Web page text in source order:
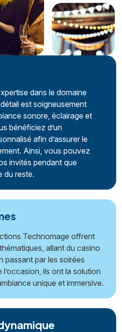
dans le domaine
est soigneusement
sonore, éclairage et
bénéficiez d’un
afin d’assurer le
Ainsi, vous pouvez
invités pendant que
du reste.
Technomage offrent
allant du casino
passant par les soirées
ils ont la solution
unique et immersive.